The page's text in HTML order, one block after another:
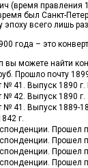
(время правления
был Санкт-
эпоху всего лишь
года – это
вы можете найти
Прошло почту
№ 41. Выпуск 1890 г.
№ 42. Выпуск 1890 г.
№ 41. Выпуск 1889-
г.
Прошел
Прошел
Прошел
Прошел